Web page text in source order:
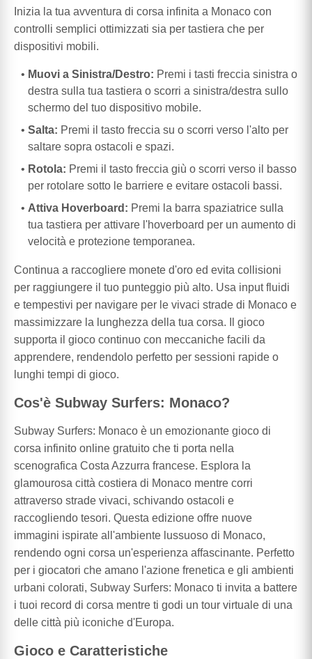
Inizia la tua avventura di corsa infinita a Monaco con
controlli semplici ottimizzati sia per tastiera che per
dispositivi mobili.
Muovi a Sinistra/Destro: Premi i tasti freccia sinistra o
destra sulla tua tastiera o scorri a sinistra/destra sullo
schermo del tuo dispositivo mobile.
Salta: Premi il tasto freccia su o scorri verso l'alto per
saltare sopra ostacoli e spazi.
Rotola: Premi il tasto freccia giù o scorri verso il basso
per rotolare sotto le barriere e evitare ostacoli bassi.
Attiva Hoverboard: Premi la barra spaziatrice sulla
tua tastiera per attivare l'hoverboard per un aumento di
velocità e protezione temporanea.
Continua a raccogliere monete d'oro ed evita collisioni
per raggiungere il tuo punteggio più alto. Usa input fluidi
e tempestivi per navigare per le vivaci strade di Monaco e
massimizzare la lunghezza della tua corsa. Il gioco
supporta il gioco continuo con meccaniche facili da
apprendere, rendendolo perfetto per sessioni rapide o
lunghi tempi di gioco.
Cos'è Subway Surfers: Monaco?
Subway Surfers: Monaco è un emozionante gioco di
corsa infinito online gratuito che ti porta nella
scenografica Costa Azzurra francese. Esplora la
glamourosa città costiera di Monaco mentre corri
attraverso strade vivaci, schivando ostacoli e
raccogliendo tesori. Questa edizione offre nuove
immagini ispirate all'ambiente lussuoso di Monaco,
rendendo ogni corsa un'esperienza affascinante. Perfetto
per i giocatori che amano l'azione frenetica e gli ambienti
urbani colorati, Subway Surfers: Monaco ti invita a battere
i tuoi record di corsa mentre ti godi un tour virtuale di una
delle città più iconiche d'Europa.
Gioco e Caratteristiche